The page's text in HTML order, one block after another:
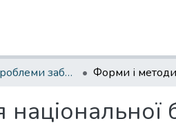
Актуальні проблеми забезпечення державної безпеки